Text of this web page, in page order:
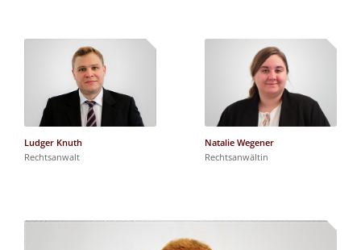
Ludger Knuth
Rechtsanwalt
Natalie Wegener
Rechtsanwältin